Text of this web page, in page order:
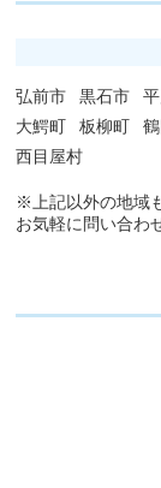
弘前市 黒石市
大鰐町
板柳町
西目屋村
※上記以外の地域
お気軽に問い合わ